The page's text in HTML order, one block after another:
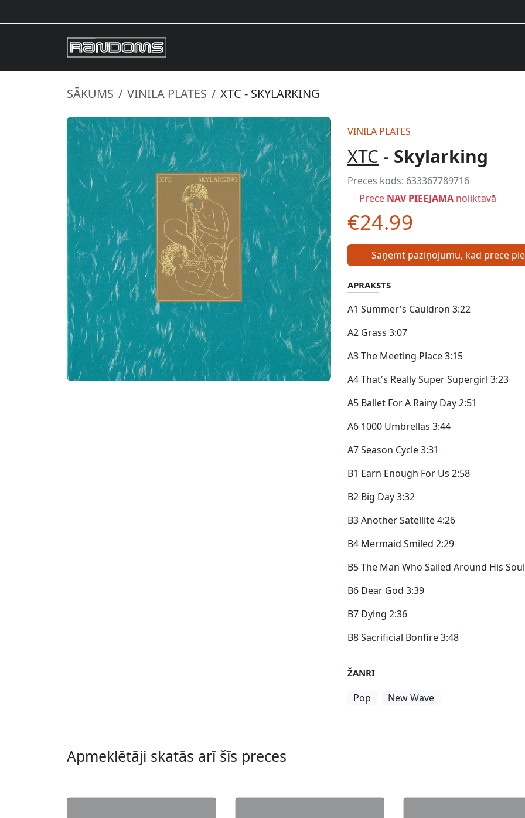
SĀKUMS VINILA PLATES XTC - SKYLARKING
VINILA PLATES
XTC - Skylarking
Preces kods: 633367789716
Prece NAV PIEEJAMA noliktavā
€24.99
Saņemt paziņojumu, kad prece
APRAKSTS
A1 Summer's Cauldron 3:22
A2 Grass 3:07
A3 The Meeting Place 3:15
A4 That's Really Super Supergirl 3:23
A5 Ballet For A Rainy Day 2:51
A6 1000 Umbrellas 3:44
A7 Season Cycle 3:31
B1 Earn Enough For Us 2:58
B2 Big Day 3:32
B3 Another Satellite 4:26
B4 Mermaid Smiled 2:29
B5 The Man Who Sailed Around His
B6 Dear God 3:39
B7 Dying 2:36
B8 Sacrificial Bonfire 3:48
ŽANRI
Pop New Wave
Apmeklētāji skatās arī šīs preces